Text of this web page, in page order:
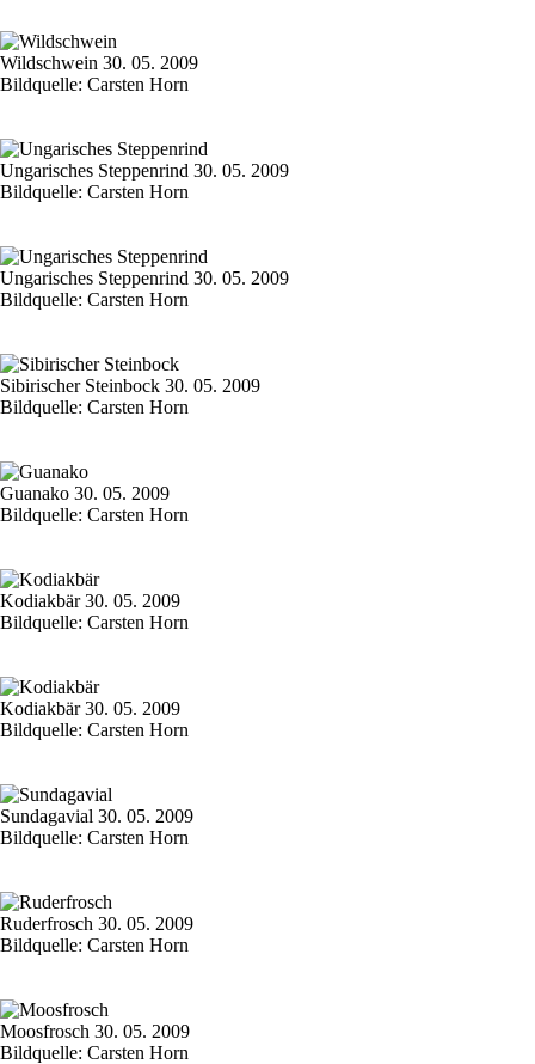
Wildschwein 30. 05. 2009
Bildquelle: Carsten Horn
Ungarisches Steppenrind 30. 05. 2009
Bildquelle: Carsten Horn
Ungarisches Steppenrind 30. 05. 2009
Bildquelle: Carsten Horn
Sibirischer Steinbock 30. 05. 2009
Bildquelle: Carsten Horn
Guanako 30. 05. 2009
Bildquelle: Carsten Horn
Kodiakbär 30. 05. 2009
Bildquelle: Carsten Horn
Kodiakbär 30. 05. 2009
Bildquelle: Carsten Horn
Sundagavial 30. 05. 2009
Bildquelle: Carsten Horn
Ruderfrosch 30. 05. 2009
Bildquelle: Carsten Horn
Moosfrosch 30. 05. 2009
Bildquelle: Carsten Horn